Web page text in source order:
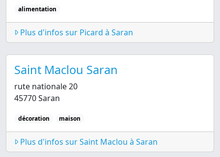
alimentation
Plus d'infos sur Picard à Saran
Saint Maclou Saran
rute nationale 20
45770 Saran
décoration maison
Plus d'infos sur Saint Maclou à Saran